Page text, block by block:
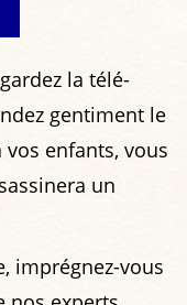
la télé-
gentiment le
enfants, vous
un
imprégnez-vous